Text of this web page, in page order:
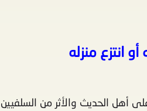
انتزع منزله
أهل الحديث والأثر من السلفيين